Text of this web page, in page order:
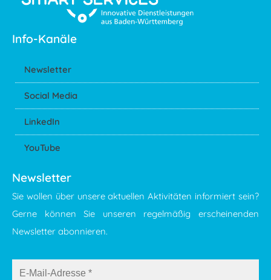
Info-Kanäle
Newsletter
Social Media
LinkedIn
YouTube
Newsletter
Sie wollen über unsere aktuellen Aktivitäten informiert sein?
Gerne können Sie unseren regelmäßig erscheinenden
Newsletter abonnieren.